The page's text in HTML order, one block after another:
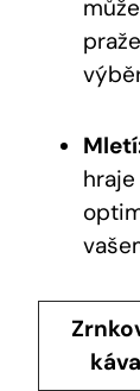
káva